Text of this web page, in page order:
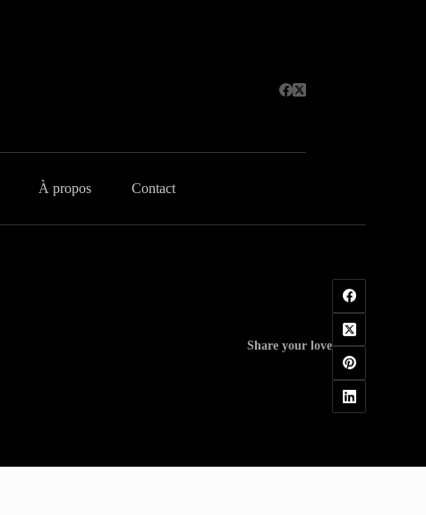
À propos Contact
Share your love